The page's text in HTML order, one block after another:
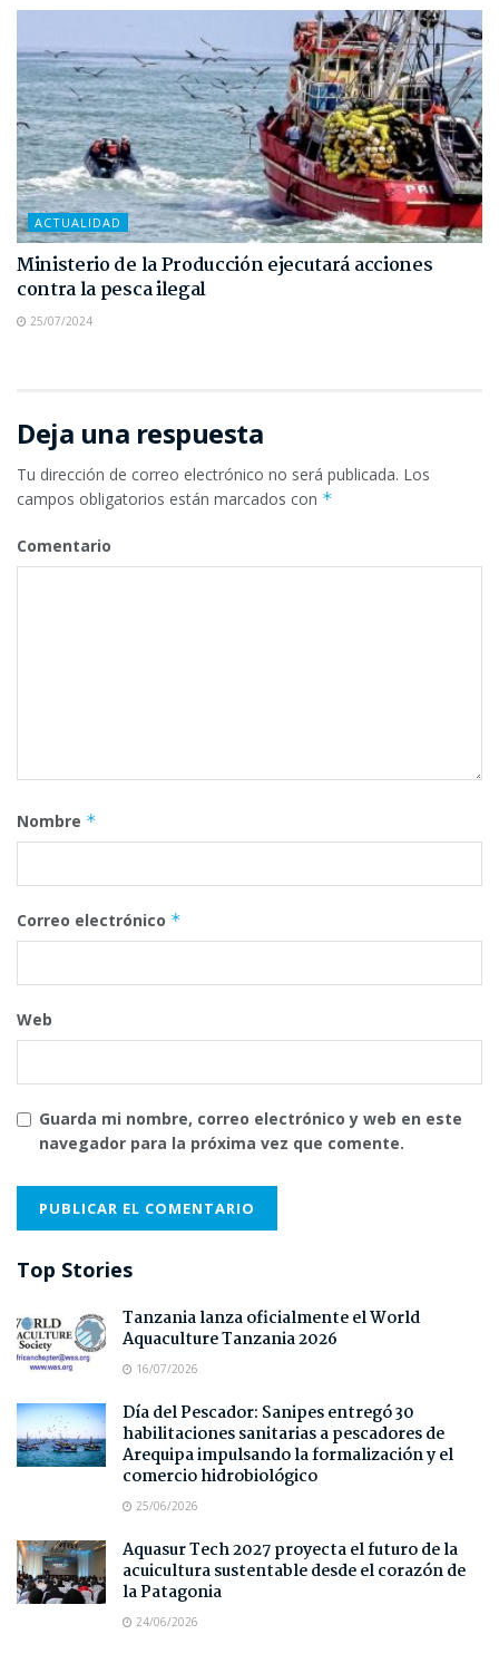
ACTUALIDAD
Ministerio de la Producción ejecutará acciones
contra la pesca ilegal
25/07/2024
Deja una respuesta
Tu dirección de correo electrónico no será publicada. Los
campos obligatorios están marcados con *
Comentario
Nombre *
Correo electrónico *
Web
Guarda mi nombre, correo electrónico y web en este
navegador para la próxima vez que comente.
Top Stories
Tanzania lanza oficialmente el World
Aquaculture Tanzania 2026
16/07/2026
Día del Pescador: Sanipes entregó 30
habilitaciones sanitarias a pescadores de
Arequipa impulsando la formalización y el
comercio hidrobiológico
25/06/2026
Aquasur Tech 2027 proyecta el futuro de la
acuicultura sustentable desde el corazón de
la Patagonia
24/06/2026